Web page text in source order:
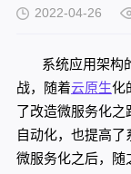
2022-04-26
系统应用架构
战，随着云原生化
了改造微服务化之
自动化，也提高
微服务化之后，随